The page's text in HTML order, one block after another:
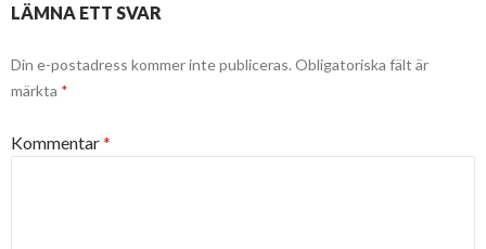
LÄMNA ETT SVAR
Din e-postadress kommer inte publiceras. Obligatoriska fält är
märkta *
Kommentar*